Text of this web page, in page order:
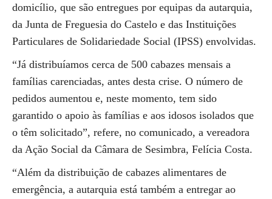
domicílio, que são entregues por equipas da autarquia,
da Junta de Freguesia do Castelo e das Instituições
Particulares de Solidariedade Social (IPSS) envolvidas.
“Já distribuíamos cerca de 500 cabazes mensais a
famílias carenciadas, antes desta crise. O número de
pedidos aumentou e, neste momento, tem sido
garantido o apoio às famílias e aos idosos isolados que
o têm solicitado”, refere, no comunicado, a vereadora
da Ação Social da Câmara de Sesimbra, Felícia Costa.
“Além da distribuição de cabazes alimentares de
emergência, a autarquia está também a entregar ao